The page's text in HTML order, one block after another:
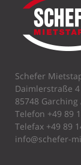
Schefer
Daimlerstraße 4
85748
Telefon +49 89
Telefax +49 89
info@schefer-